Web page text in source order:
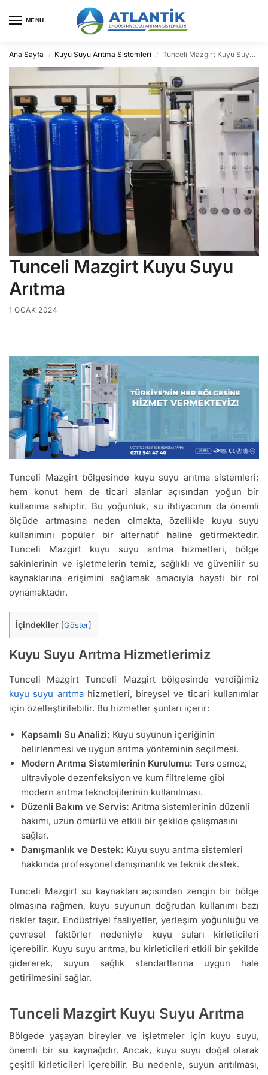
MENÜ
Ana Sayfa / Kuyu Suyu Arıtma Sistemleri / Tunceli Mazgirt Kuyu Suyu Arıtma
Tunceli Mazgirt Kuyu Suyu
Arıtma
1 OCAK 2024
Tunceli Mazgirt bölgesinde kuyu suyu arıtma sistemleri;
hem konut hem de ticari alanlar açısından yoğun bir
kullanıma sahiptir. Bu yoğunluk, su ihtiyacının da önemli
ölçüde artmasına neden olmakta, özellikle kuyu suyu
kullanımını popüler bir alternatif haline getirmektedir.
Tunceli Mazgirt kuyu suyu arıtma hizmetleri, bölge
sakinlerinin ve işletmelerin temiz, sağlıklı ve güvenilir su
kaynaklarına erişimini sağlamak amacıyla hayati bir rol
oynamaktadır.
İçindekiler Göster
Kuyu Suyu Arıtma Hizmetlerimiz
Tunceli Mazgirt Tunceli Mazgirt bölgesinde verdiğimiz
kuyu suyu arıtmahizmetleri, bireysel ve ticari kullanımlar
için özelleştirilebilir. Bu hizmetler şunları içerir:
Kapsamlı Su Analizi: Kuyu suyunun içeriğinin
belirlenmesi ve uygun arıtma yönteminin seçilmesi.
Modern Arıtma Sistemlerinin Kurulumu: Ters osmoz,
ultraviyole dezenfeksiyon ve kum filtreleme gibi
modern arıtma teknolojilerinin kullanılması.
Düzenli Bakım ve Servis: Arıtma sistemlerinin düzenli
bakımı, uzun ömürlü ve etkili bir şekilde çalışmasını
sağlar.
Danışmanlık ve Destek: Kuyu suyu arıtma sistemleri
hakkında profesyonel danışmanlık ve teknik destek.
Tunceli Mazgirt su kaynakları açısından zengin bir bölge
olmasına rağmen, kuyu suyunun doğrudan kullanımı bazı
riskler taşır. Endüstriyel faaliyetler, yerleşim yoğunluğu ve
çevresel faktörler nedeniyle kuyu suları kirleticileri
içerebilir. Kuyu suyu arıtma, bu kirleticileri etkili bir şekilde
gidererek, suyun sağlık standartlarına uygun hale
getirilmesini sağlar.
Tunceli Mazgirt Kuyu Suyu Arıtma
Bölgede yaşayan bireyler ve işletmeler için kuyu suyu,
önemli bir su kaynağıdır. Ancak, kuyu suyu doğal olarak
çeşitli kirleticileri içerebilir. Bu nedenle, suyun arıtılması,